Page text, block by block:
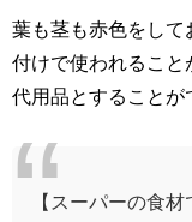
葉も茎も赤色をして
付けで使われること
代用品とすることが
【スーパーの食材